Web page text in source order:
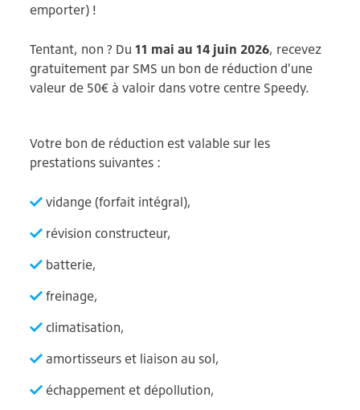
emporter) !
Tentant, non ? Du 11 mai au 14 juin 2026, recevez
gratuitement par SMS un bon de réduction d'une
valeur de 50€ à valoir dans votre centre Speedy.
Votre bon de réduction est valable sur les
prestations suivantes :
vidange (forfait intégral),
révision constructeur,
batterie,
freinage,
climatisation,
amortisseurs et liaison au sol,
échappement et dépollution,